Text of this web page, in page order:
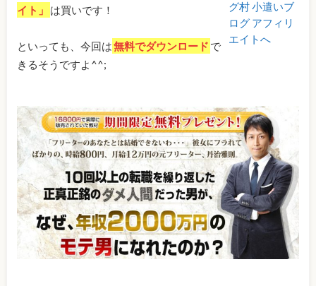
イト」
は買いです！
といっても、今回は無料でダウンロード で
きるそうですよ^^;